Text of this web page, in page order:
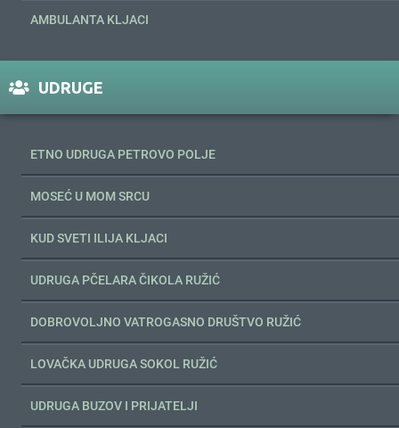
AMBULANTA KLJACI
UDRUGE
ETNO UDRUGA PETROVO POLJE
MOSEĆ U MOM SRCU
KUD SVETI ILIJA KLJACI
UDRUGA PČELARA ČIKOLA RUŽIĆ
DOBROVOLJNO VATROGASNO DRUŠTVO RUŽIĆ
LOVAČKA UDRUGA SOKOL RUŽIĆ
UDRUGA BUZOV I PRIJATELJI